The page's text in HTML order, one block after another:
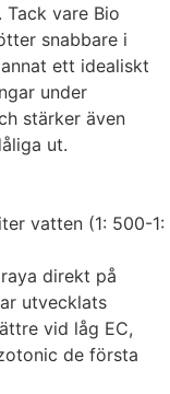
Tack vare Bio
snabbare i
ett idealiskt
under
stärker även
ut.
vatten (1: 500-1:
direkt på
utvecklats
vid låg EC,
de första